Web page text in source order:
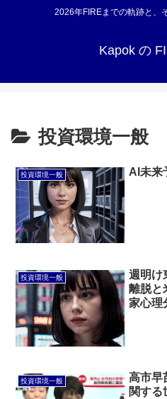
2026年FIREまでの軌跡と、
Kapok の
投資環境一般
投資環境一般 AI未来
投資環境一般
週明け
離脱と
家心理
投資環境一般
高市早
関する